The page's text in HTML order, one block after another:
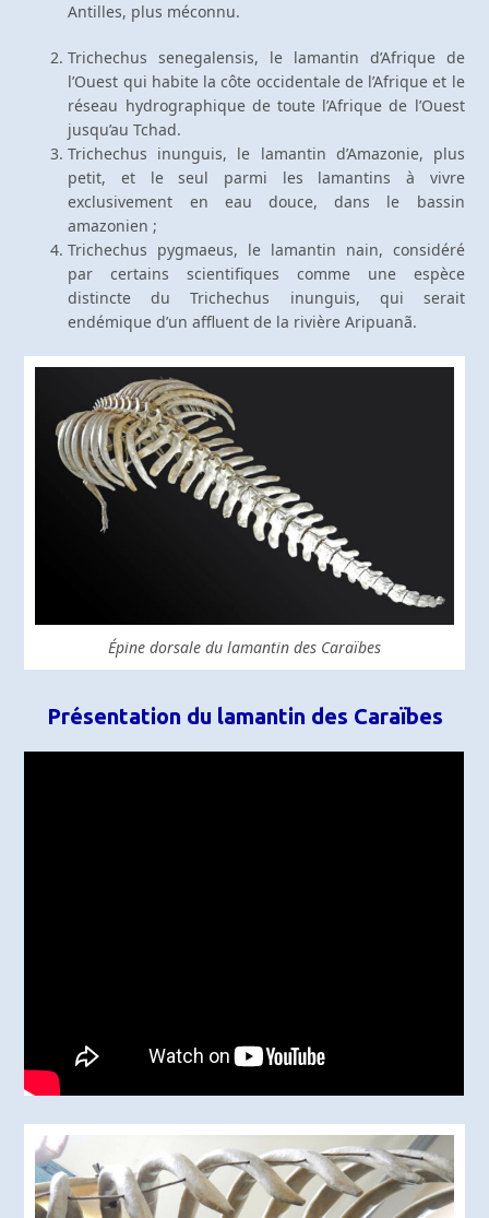
Antilles, plus méconnu.
Trichechus senegalensis, le lamantin d’Afrique de
l’Ouest qui habite la côte occidentale de l’Afrique et le
réseau hydrographique de toute l’Afrique de l’Ouest
jusqu’au Tchad.
Trichechus inunguis, le lamantin d’Amazonie, plus
petit, et le seul parmi les lamantins à vivre
exclusivement en eau douce, dans le bassin
amazonien ;
Trichechus pygmaeus, le lamantin nain, considéré
par certains scientifiques comme une espèce
distincte du Trichechus inunguis, qui serait
endémique d’un affluent de la rivière Aripuanã.
Épine dorsale du lamantin des Caraïbes
Présentation du lamantin des Caraïbes